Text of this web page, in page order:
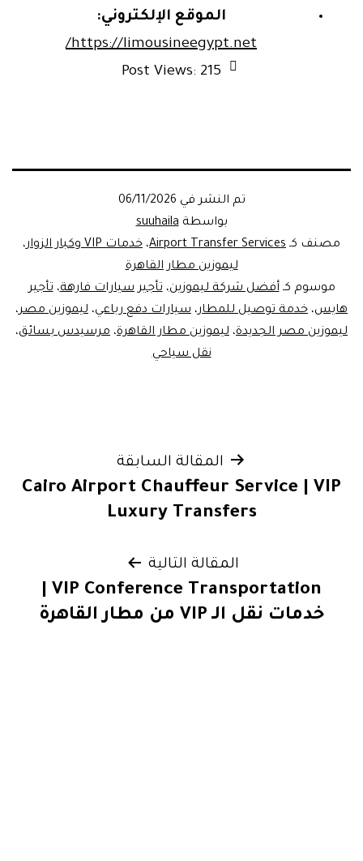
الموقع الإلكتروني:
https://limousineegypt.net/
Post Views: 215
تم النشر في 06/11/2026
بواسطةsuuhaila
مصنف كـ Airport Transfer Services، خدمات VIP وكبار الزوار
،
ليموزين مطار القاهرة
موسوم كـأفضل شركة ليموزين،تأجير سيارات فارهة،تأجير
هايس، خدمة توصيل للمطار، سيارات دفع رباعي، ليموزين مصر،
ليموزين مصر الجديدة، ليموزين مطار القاهرة، مرسيدس بسائق،
نقل سياحي
المقالات
المقالة السابقة
Cairo Airport Chauffeur Service | VIP
Luxury Transfers
المقالة التالية
خدمات نقل الـ VIP من مطار القاهرة